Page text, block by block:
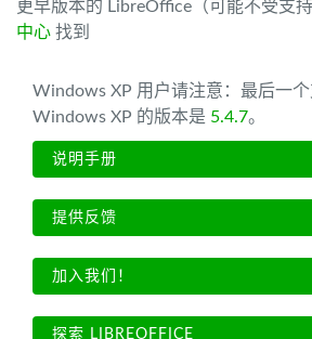
更早版本的 LibreOffice（可能不受支
中心 找到
Windows XP 用户请注意：最后一
Windows XP 的版本是 5.4.7。
说明手册
提供反馈
加入我们！
探索 LIBREOFFICE